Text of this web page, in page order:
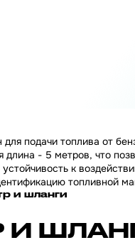
подачи топлива от
- 5 метров, что
к
топливной
и шланги
И